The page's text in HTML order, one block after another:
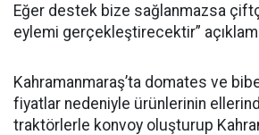
Eğer destek bize sağlanmazsa
eylemi gerçekleştirecektir”
Kahramanmaraş’ta domates ve
fiyatlar nedeniyle ürünlerinin
traktörlerle konvoy oluşturup